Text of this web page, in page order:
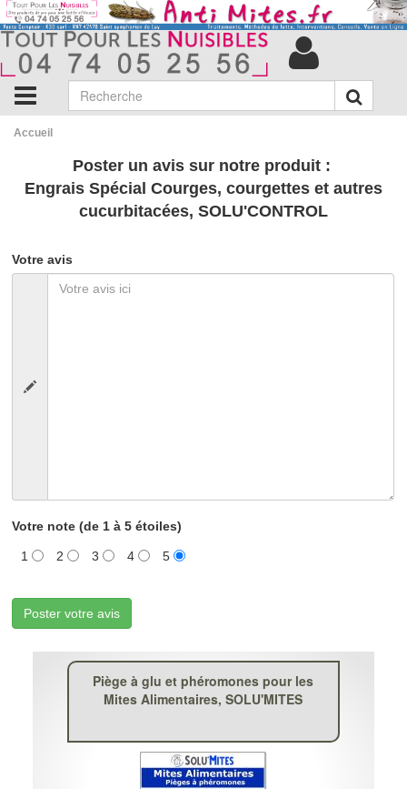
Accueil
Poster un avis sur notre produit :
Engrais Spécial Courges, courgettes et autres
cucurbitacées, SOLU'CONTROL
Votre avis
Votre note (de 1 à 5 étoiles)
1 2 3 4 5
Poster votre avis
Piège à glu et phéromones pour les
Mites Alimentaires, SOLU'MITES